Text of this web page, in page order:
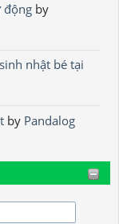
động by
nhật bé tại
by Pandalog